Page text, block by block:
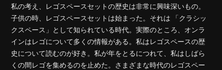
私の考え、レゴスペースセットの歴史は非常に興味深いもの。
子供の時、レゴスペースセットは始まった。それは 「クラシッ
クスペース」として知られている時代。実際のところ、オンラ
インはレゴについて多くの情報がある。私はレゴスペースの歴
史について読むのが好き。私が年をとるにつれて、私はしばら
くの間レゴを集めるのを止めた。さまざまな時代のレゴスペー